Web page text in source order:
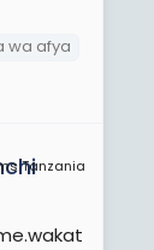
wa afya
Tanzania